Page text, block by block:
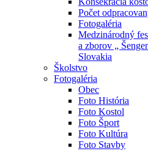
Počet
Fotogaléria
Medzinárodný
a zborov „
Slovakia
Školstvo
Fotogaléria
Obec
Foto História
Foto Kostol
Foto Šport
Foto Kultúra
Foto Stavby